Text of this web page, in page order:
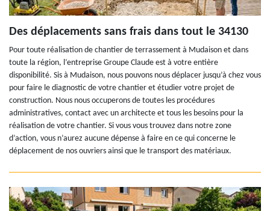
Des déplacements sans frais dans tout le 34130
Pour toute réalisation de chantier de terrassement à Mudaison et dans
toute la région, l’entreprise Groupe Claude est à votre entière
disponibilité. Sis à Mudaison, nous pouvons nous déplacer jusqu’à chez vous
pour faire le diagnostic de votre chantier et étudier votre projet de
construction. Nous nous occuperons de toutes les procédures
administratives, contact avec un architecte et tous les besoins pour la
réalisation de votre chantier. Si vous vous trouvez dans notre zone
d’action, vous n’aurez aucune dépense à faire en ce qui concerne le
déplacement de nos ouvriers ainsi que le transport des matériaux.